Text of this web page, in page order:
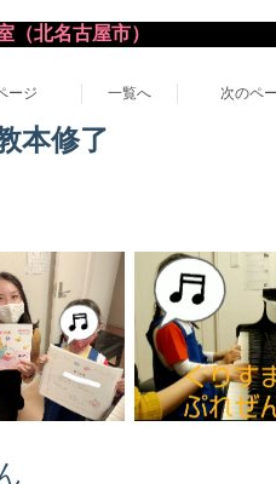
（北名古屋市）
ージ 一覧へ 次のペ
本修了